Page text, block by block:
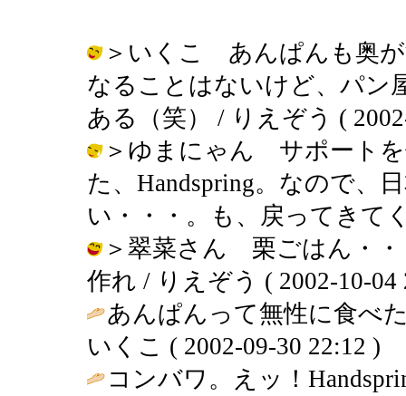
＞いくこ あんぱんも奥が
なることはないけど、パン
ある（笑） / りえぞう (
＞ゆまにゃん サポートを
た、Handspring。なので、
い・・・。も、戻ってきて
＞翠菜さん 栗ごはん・
作れ / りえぞう ( 2002-10-04
あんぱんって無性に食べ
いくこ ( 2002-09-30 22:12 )
コンバワ。えッ！